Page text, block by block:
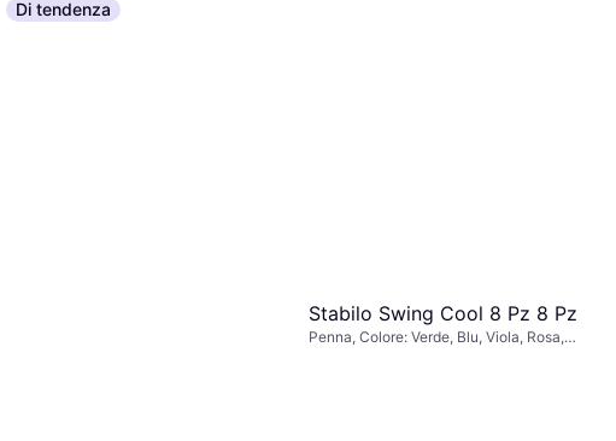
Di tendenza
Stabilo Swing Cool 8 Pz 8 Pz
Penna, Colore: Verde, Blu, Viola, Rosa,